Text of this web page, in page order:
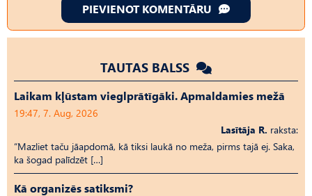
PIEVIENOT KOMENTĀRU
TAUTAS BALSS
Laikam kļūstam vieglprātīgāki. Apmaldamies mežā
19:47, 7. Aug, 2026
Lasītāja R. raksta:
“Mazliet taču jāapdomā, kā tiksi laukā no meža, pirms tajā ej. Saka,
ka šogad palīdzēt […]
Kā organizēs satiksmi?